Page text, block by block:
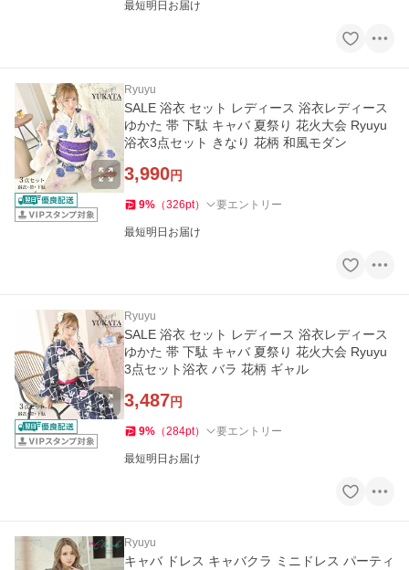
最短明日お届け
Ryuyu
SALE 浴衣 セット レディース 浴衣レディース
ゆかた 帯 下駄 キャバ 夏祭り 花火大会 Ryuyu
浴衣3点セット きなり 花柄 和風モダン
3,990円
9% （326pt） 要エントリー
最短明日お届け
Ryuyu
SALE 浴衣 セット レディース 浴衣レディース
ゆかた 帯 下駄 キャバ 夏祭り 花火大会 Ryuyu
3点セット浴衣 バラ 花柄 ギャル
3,487円
9% （284pt） 要エントリー
最短明日お届け
Ryuyu
キャバ ドレス キャバクラ ミニドレス パーティ